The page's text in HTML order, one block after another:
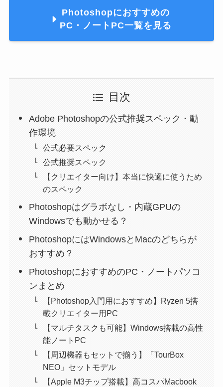
Photoshopにおすすめの
PC・ノートPC一覧を見る
目次
Adobe Photoshopの公式推奨スペック・動
作環境
公式必要スペック
公式推奨スペック
【クリエイター向け】本当に快適に使うため
のスペック
Photoshopはグラボなし・内蔵GPUの
Windowsでも動かせる？
PhotoshopにはWindowsとMacのどちらが
おすすめ？
PhotoshopにおすすめのPC・ノートパソコ
ンまとめ
【Photoshop入門用におすすめ】Ryzen 5搭
載クリエイター用PC
【マルチタスクも可能】Windows搭載の高性
能ノートPC
【周辺機器もセットで揃う】「TourBox
NEO」セットモデル
【Apple M3チップ搭載】高コスパMacbook